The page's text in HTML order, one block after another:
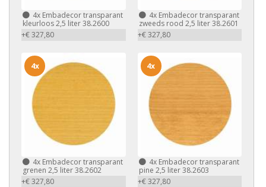
4x Embadecor transparant
kleurloos 2,5 liter 38.2600
+€ 327,80
4xEmbadecor transparant
zweeds rood 2,5 liter 38.2601
+€ 327,80
4x Embadecor transparant
grenen 2,5 liter 38.2602
+€ 327,80
4x
4xEmbadecor transparant
pine 2,5 liter 38.2603
+€ 327,80
4x